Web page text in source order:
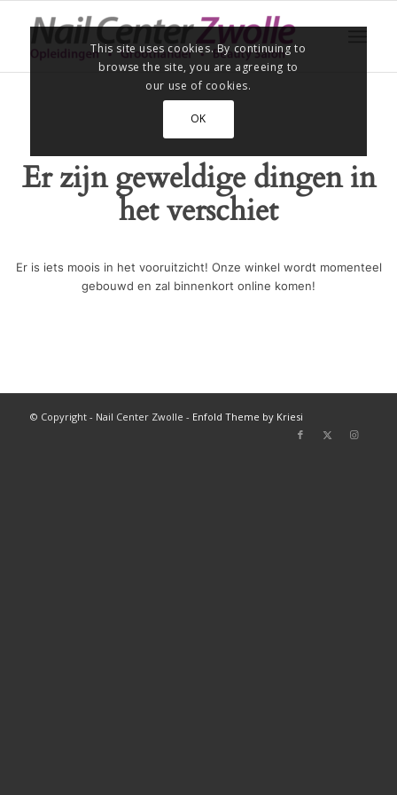
Er zijn geweldige dingen in
het verschiet
Er is iets moois in het vooruitzicht! Onze winkel wordt momenteel
gebouwd en zal binnenkort online komen!
© Copyright - Nail Center Zwolle - Enfold Theme by Kriesi
This site uses cookies. By continuing to
browse the site, you are agreeing to
our use of cookies.
OK